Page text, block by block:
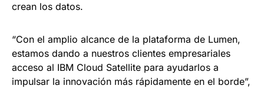
crean los datos.
“Con el amplio alcance de la plataforma de Lumen,
estamos dando a nuestros clientes empresariales
acceso al IBM Cloud Satellite para ayudarlos a
impulsar la innovación más rápidamente en el borde”,